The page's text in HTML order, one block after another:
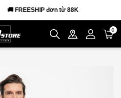
🚚 FREESHIP đơn từ 88K
0